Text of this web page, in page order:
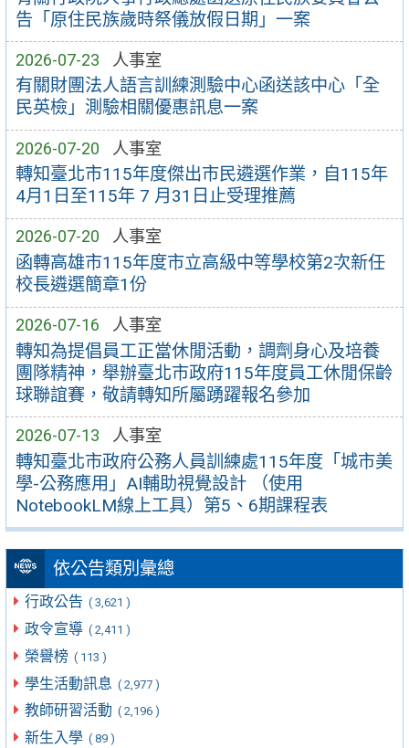
告「原住民族歲時祭儀放假日期」一案
2026-07-23 人事室
有關財團法人語言訓練測驗中心函送該中心「全
民英檢」測驗相關優惠訊息一案
2026-07-20 人事室
轉知臺北市115年度傑出市民遴選作業，自115年
4月1日至115年 7 月31日止受理推薦
2026-07-20 人事室
函轉高雄市115年度市立高級中等學校第2次新任
校長遴選簡章1份
2026-07-16 人事室
轉知為提倡員工正當休閒活動，調劑身心及培養
團隊精神，舉辦臺北市政府115年度員工休閒保齡
球聯誼賽，敬請轉知所屬踴躍報名參加
2026-07-13 人事室
轉知臺北市政府公務人員訓練處115年度「城市美
學-公務應用」AI輔助視覺設計 （使用
NotebookLM線上工具）第5、6期課程表
依公告類別彙總
行政公告 ( 3,621 )
政令宣導 ( 2,411 )
榮譽榜 ( 113 )
學生活動訊息 ( 2,977 )
教師研習活動 ( 2,196 )
新生入學 ( 89 )